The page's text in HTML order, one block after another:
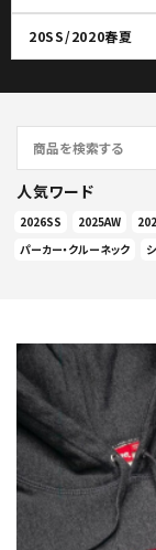
20SS/2020春夏
人気ワード
2026SS 2025AW
パーカー・クルーネック